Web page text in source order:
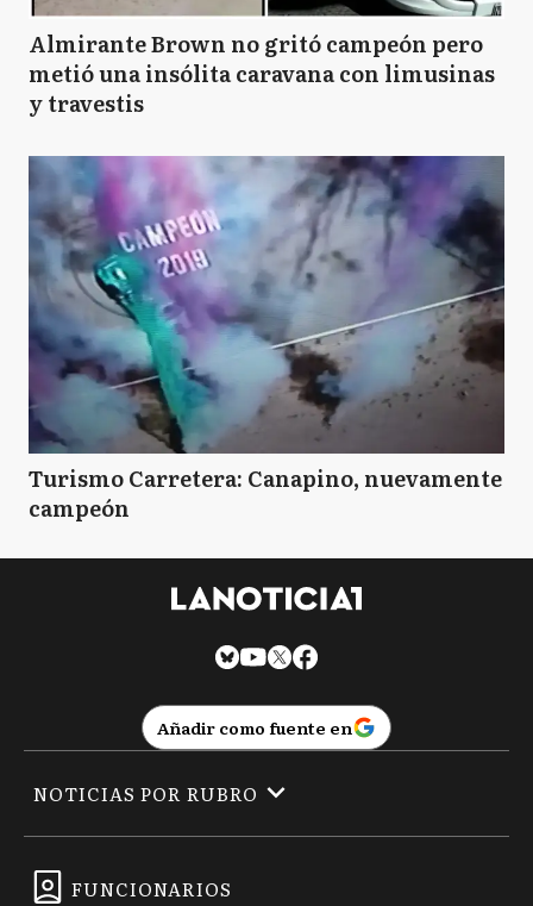
Almirante Brown no gritó campeón pero
metió una insólita caravana con limusinas
y travestis
Turismo Carretera: Canapino, nuevamente
campeón
Añadir como fuente en
FUNCIONARIOS
NOTICIAS POR RUBRO